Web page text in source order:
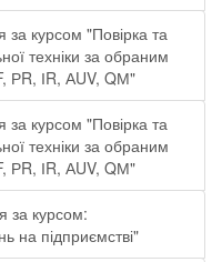
за курсом "Повірка та
техніки за обраним
РR, ІR, АUV, QМ"
за курсом "Повірка та
техніки за обраним
РR, ІR, АUV, QМ"
за курсом:
на підприємстві"